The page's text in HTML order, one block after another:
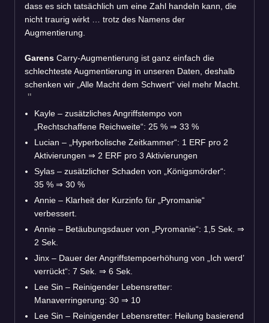
dass es sich tatsächlich um eine Zahl handeln kann, die
nicht traurig wirkt … trotz des Namens der
Augmentierung.
Garens Carry-Augmentierung ist ganz einfach die
schlechteste Augmentierung in unseren Daten, deshalb
schenken wir „Alle Macht dem Schwert“ viel mehr Macht.
Kayle – zusätzliches Angriffstempo von
„Rechtschaffene Reichweite“: 25 % ⇒ 33 %
Lucian – „Hyperbolische Zeitkammer“: 1 ERF pro 2
Aktivierungen ⇒ 2 ERF pro 3 Aktivierungen
Sylas – zusätzlicher Schaden von „Königsmörder“:
35 % ⇒ 30 %
Annie – Klarheit der Kurzinfo für „Pyromanie“
verbessert.
Annie – Betäubungsdauer von „Pyromanie“: 1,5 Sek. ⇒
2 Sek.
Jinx – Dauer der Angriffstempoerhöhung von „Ich werd’
verrückt“: 7 Sek. ⇒ 6 Sek.
Lee Sin – Reinigender Lebensretter:
Manaverringerung: 30 ⇒ 10
Lee Sin – Reinigender Lebensretter: Heilung basierend